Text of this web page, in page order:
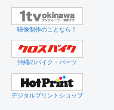
映像制作のことなら！
沖縄のバイク・パーツ
デジタルプリントショップ